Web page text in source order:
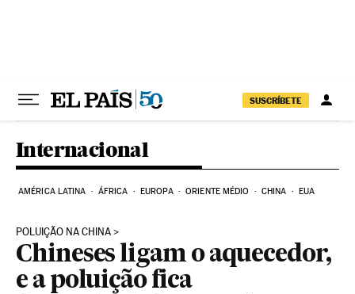
SUSCRÍBETE
Internacional
AMÉRICA LATINA ÁFRICA EUROPA ORIENTE MÉDIO CHINA EUA
POLUIÇÃO NA CHINA
Chineses ligam o aquecedor,
e a poluição fica